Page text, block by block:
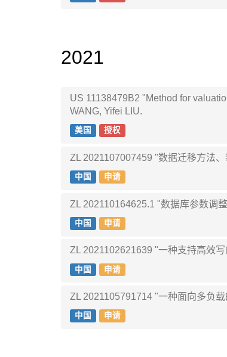
2021
US 11138479B2 "Method for
WANG, Yifei LIU.
美国 授权
ZL 2021107007459 "数据迁移方法
中国 申请
ZL 202110164625.1 "数据库参数调
中国 申请
ZL 2021102621639 "一种支持高效
中国 申请
ZL 2021105791714 "一种面向多负
中国 申请